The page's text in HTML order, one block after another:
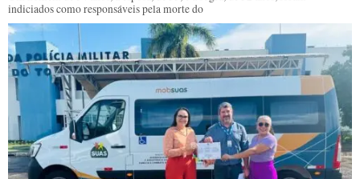
indiciados como responsáveis pela morte do